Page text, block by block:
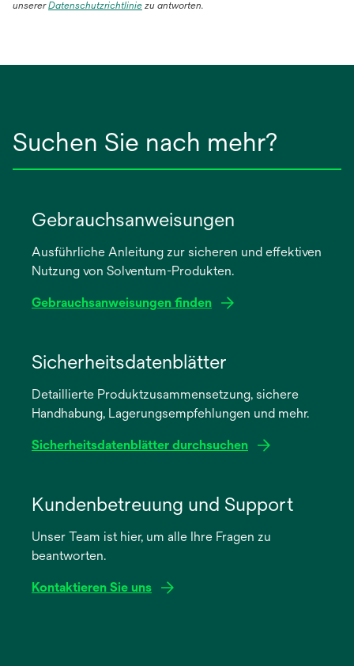
unsererDatenschutzrichtliniewird
zu antworten.
Suchen Sie nach mehr?
Gebrauchsanweisungen
Ausführliche Anleitung zur sicheren und effektiven
Nutzung von Solventum-Produkten.
Gebrauchsanweisungen finden
neuen
Registerkarte
Sicherheitsdatenblätter
Detaillierte Produktzusammensetzung, sichere
Handhabung, Lagerungsempfehlungen und mehr.
Sicherheitsdatenblätter durchsuchen
neuen
Registerkarte
Kundenbetreuung und Support
Unser Team ist hier, um alle Ihre Fragen zu
beantworten.
Kontaktieren Sie uns